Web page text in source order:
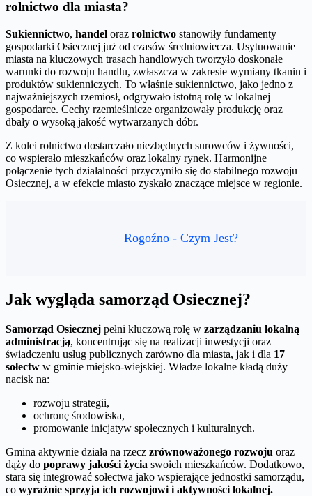
rolnictwo dla miasta?
Sukiennictwo, handel oraz rolnictwo stanowiły fundamenty
gospodarki Osiecznej już od czasów średniowiecza. Usytuowanie
miasta na kluczowych trasach handlowych tworzyło doskonałe
warunki do rozwoju handlu, zwłaszcza w zakresie wymiany tkanin i
produktów sukienniczych. To właśnie sukiennictwo, jako jedno z
najważniejszych rzemiosł, odgrywało istotną rolę w lokalnej
gospodarce. Cechy rzemieślnicze organizowały produkcję oraz
dbały o wysoką jakość wytwarzanych dóbr.
Z kolei rolnictwo dostarczało niezbędnych surowców i żywności,
co wspierało mieszkańców oraz lokalny rynek. Harmonijne
połączenie tych działalności przyczyniło się do stabilnego rozwoju
Osiecznej, a w efekcie miasto zyskało znaczące miejsce w regionie.
Rogoźno - Czym Jest?
Jak wygląda samorząd Osiecznej?
Samorząd Osiecznej pełni kluczową rolę w zarządzaniu lokalną
administracją, koncentrując się na realizacji inwestycji oraz
świadczeniu usług publicznych zarówno dla miasta, jak i dla 17
sołectw w gminie miejsko-wiejskiej. Władze lokalne kładą duży
nacisk na:
rozwoju strategii,
ochronę środowiska,
promowanie inicjatyw społecznych i kulturalnych.
Gmina aktywnie działa na rzecz zrównoważonego rozwoju oraz
dąży do poprawy jakości życia swoich mieszkańców. Dodatkowo,
stara się integrować sołectwa jako wspierające jednostki samorządu,
co wyraźnie sprzyja ich rozwojowi i aktywności lokalnej.